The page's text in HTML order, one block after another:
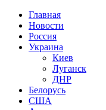
Главная
Новости
Россия
Украина
Киев
Луганск
ДНР
Белорусь
США